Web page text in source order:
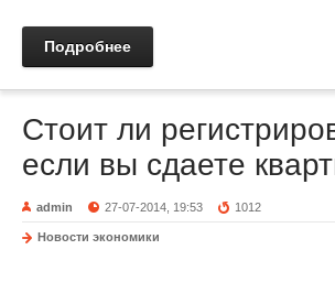
Подробнее
Стоит ли
если вы сдаете
admin 27-07-2014, 19:53 1012
Новости экономики